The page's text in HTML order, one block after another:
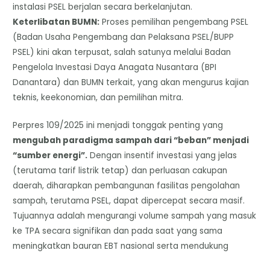
instalasi PSEL berjalan secara berkelanjutan.
​Keterlibatan BUMN: Proses pemilihan pengembang PSEL
(Badan Usaha Pengembang dan Pelaksana PSEL/BUPP
PSEL) kini akan terpusat, salah satunya melalui Badan
Pengelola Investasi Daya Anagata Nusantara (BPI
Danantara) dan BUMN terkait, yang akan mengurus kajian
teknis, keekonomian, dan pemilihan mitra.
​Perpres 109/2025 ini menjadi tonggak penting yang
mengubah paradigma sampah dari “beban” menjadi
“sumber energi”. Dengan insentif investasi yang jelas
(terutama tarif listrik tetap) dan perluasan cakupan
daerah, diharapkan pembangunan fasilitas pengolahan
sampah, terutama PSEL, dapat dipercepat secara masif.
Tujuannya adalah mengurangi volume sampah yang masuk
ke TPA secara signifikan dan pada saat yang sama
meningkatkan bauran EBT nasional serta mendukung